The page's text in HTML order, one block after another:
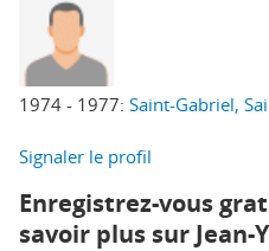
1974 - 1977: Saint-Gabriel,
Signaler le profil
Enregistrez-vous
savoir plus sur Jean-